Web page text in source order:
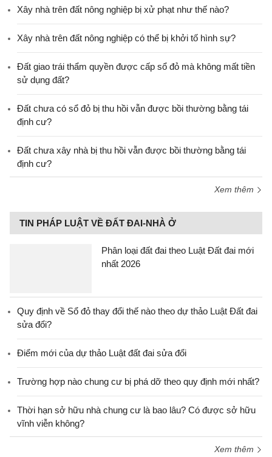
Xây nhà trên đất nông nghiệp bị xử phạt như thế nào?
Xây nhà trên đất nông nghiệp có thể bị khởi tố hình sự?
Đất giao trái thẩm quyền được cấp sổ đỏ mà không mất tiền
sử dụng đất?
Đất chưa có sổ đỏ bị thu hồi vẫn được bồi thường bằng tái
định cư?
Đất chưa xây nhà bị thu hồi vẫn được bồi thường bằng tái
định cư?
Xem thêm
TIN PHÁP LUẬT VỀ ĐẤT ĐAI-NHÀ Ở
Phân loại đất đai theo Luật Đất đai mới
nhất 2026
Quy định về Sổ đỏ thay đổi thế nào theo dự thảo Luật Đất đai
sửa đổi?
Điểm mới của dự thảo Luật đất đai sửa đổi
Trường hợp nào chung cư bị phá dỡ theo quy định mới nhất?
Thời hạn sở hữu nhà chung cư là bao lâu? Có được sở hữu
vĩnh viễn không?
Xem thêm